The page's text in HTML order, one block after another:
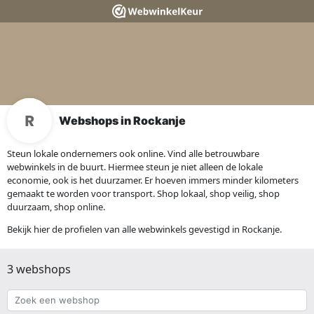
Webshops in Rockanje
Steun lokale ondernemers ook online. Vind alle betrouwbare
webwinkels in de buurt. Hiermee steun je niet alleen de lokale
economie, ook is het duurzamer. Er hoeven immers minder kilometers
gemaakt te worden voor transport. Shop lokaal, shop veilig, shop
duurzaam, shop online.
Bekijk hier de profielen van alle webwinkels gevestigd in Rockanje.
3 webshops
Zoek
een